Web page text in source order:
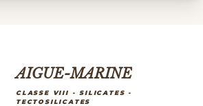
AIGUE-MARINE
CLASSE VIII - SILICATES -
TECTOSILICATES